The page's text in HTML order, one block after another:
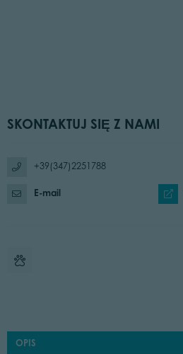
SKONTAKTUJ SIĘ Z NAMI
+39(347)2251788
E-mail
OPIS